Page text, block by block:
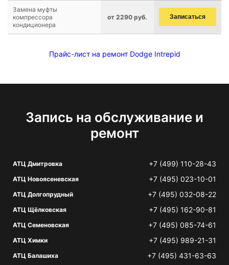
Замена муфты
компрессора
кондиционера
от 2290 руб. Записаться
Прайс-лист на ремонт Dodge Intrepid
Запись на обслуживание и
ремонт
АТЦ Дмитровка +7 (499) 110-28-43
АТЦ Новоясеневская +7 (495) 023-10-01
АТЦ Долгопрудный +7 (495) 032-08-22
АТЦ Щёлковская +7 (495) 162-90-81
АТЦ Семеновская +7 (495) 085-74-61
АТЦ Химки +7 (495) 989-21-31
АТЦ Балашиха +7 (495) 431-63-63